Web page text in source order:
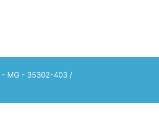
- MG - 35302-403 /